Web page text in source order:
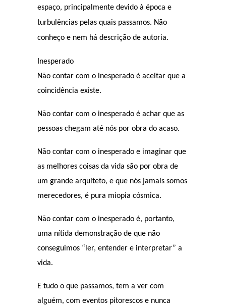
espaço, principalmente devido à época e
turbulências pelas quais passamos. Não
conheço e nem há descrição de autoria.
Inesperado
Não contar com o inesperado é aceitar que a
coincidência existe.
Não contar com o inesperado é achar que as
pessoas chegam até nós por obra do acaso.
Não contar com o inesperado e imaginar que
as melhores coisas da vida são por obra de
um grande arquiteto, e que nós jamais somos
merecedores, é pura miopia cósmica.
Não contar com o inesperado é, portanto,
uma nítida demonstração de que não
conseguimos “ler, entender e interpretar” a
vida.
E tudo o que passamos, tem a ver com
alguém, com eventos pitorescos e nunca